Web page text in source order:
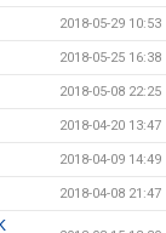
2018-05-29 10:53
2018-05-25 16:38
2018-05-08 22:25
2018-04-20 13:47
2018-04-09 14:49
2018-04-08 21:47